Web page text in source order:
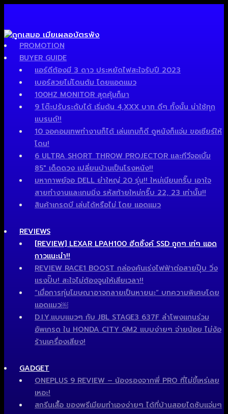
PROMOTION
BUYER GUIDE
แอร์ดีต้องมี 3 ดาว ประหยัดไฟสะใจรับปี 2023
เบอร์สวยไม่โดนต้ม โดยแอดแมว
100HZ MONITOR สุดคุ้มก็มา
9 โต๊ะปรับระดับได้ เริ่มต้น 4,XXX บาท ดีๆ ทั้งนั้น น่าใช้ทุก
แบรนด์!!
10 จอคอมเทพทำงานก็ได้ เล่นเกมก็ดี ดูหนังก็แจ่ม ขอเชียร์ให้
โดน!
6 ULTRA SHORT THROW PROJECTOR และทีวีจอเบิ้ม
85″ เด็ดดวง เปลี่ยนบ้านเป็นโรงหนัง!!
มหากาพย์จอ DELL ยำใหญ่ 20 รุ่น!! ใหม่เนียนกริ๊บ เอาใจ
สายทำงานและเกมมิ่ง รหัสท้ายใหม่กริ๊บ 22, 23 เท่านั้น!!
สินค้าเกรดบี เล่นได้หรือไม่ โดย แอดแมว
REVIEWS
[REVIEW] LEXAR LPAH100 ฮีตซิ้งค์ SSD ถูกๆ เท่ๆ แอด
กาวแนะนำ!!
REVIEW RACE1 BOOST กล่องคันเร่งไฟฟ้าต่อสายปุ๊บ วิ่ง
แรงปั๊บ! สะใจไม่ต้องจูนให้เสียเวลา!!
“เมื่อการทุ่มโฆษณาอาจกลายเป็นหายนะ” บทความพิเศษโดย
แอดแมว￼
D.I.Y.แบบแมวๆ กับ JBL STAGE3 637F ลำโพงแกนร่วม
อัพเกรด ใน HONDA CITY GM2 แบบง่ายๆ จ่ายน้อย ไม่ง้อ
ร้านเครื่องเสียง!
GADGET
ONEPLUS 9 REVIEW – น้องรองจากพี่ PRO ที่ไม่ขี้เหร่เลย
เหอะ!
สกรีนเสื้อ ของพรีเมียมทำเองง่ายๆ ได้ที่บ้านสอยไดซับแจ่มๆ